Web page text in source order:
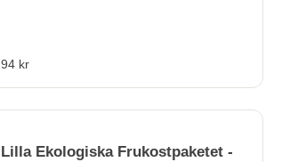
94 kr
Lilla Ekologiska Frukostpaketet -